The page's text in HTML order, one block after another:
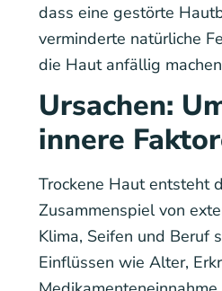
dass eine gestörte
verminderte natürliche
die Haut anfällig
Ursachen:
innere
Trockene Haut entsteht
Zusammenspiel von
Klima, Seifen und Beruf
Einflüssen wie Alter,